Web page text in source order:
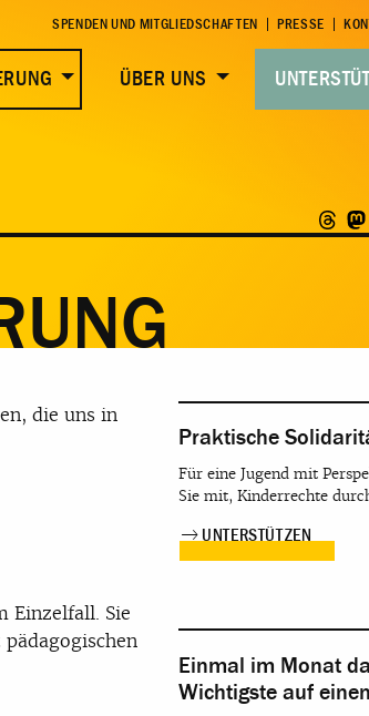
SPENDEN UND MITGLIEDSCHAFTEN PRESSE
ÜBER UNS
die uns in
Einzelfall. Sie
Praktische
Für eine Jugend mit
Sie mit, Kinderrechte
UNTERSTÜTZEN
Einmal im Monat
Wichtigste auf